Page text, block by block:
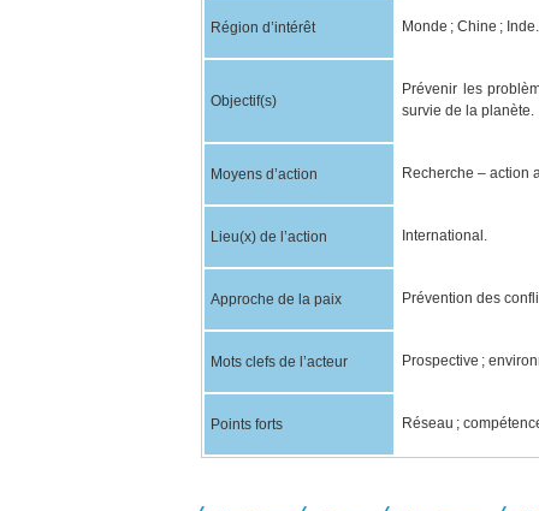
Région d’intérêt Monde ; Chine ; Inde.
Objectif(s)
Prévenir les
survie de la planète.
Moyens d’action Recherche – action
Lieu(x) de l’action International.
Approche de la paix Prévention des
Mots clefs de l’acteur Prospective ;
Points forts Réseau ;